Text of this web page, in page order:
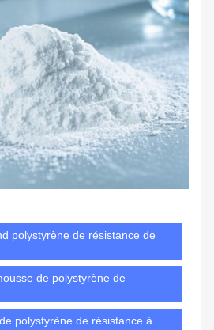
polystyrène de résistance de
de polystyrène de
polystyrène de résistance à